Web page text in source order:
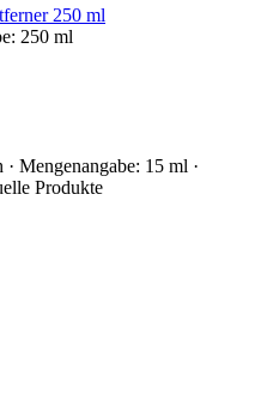
250 ml
250 ml
Mengenangabe: 15 ml ·
Produkte